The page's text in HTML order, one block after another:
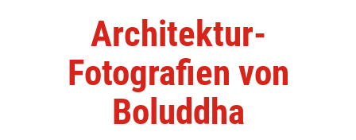
Architektur-
Fotografien von
Boluddha